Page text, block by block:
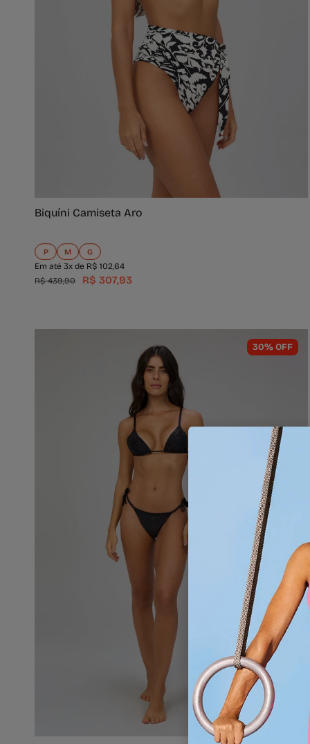
Biquíni Camiseta Aro
P M G
Em até 3x de R$ 102,64
R$ 439,90
R$ 307,93
30% OFF
Adicionar ao Carrinho